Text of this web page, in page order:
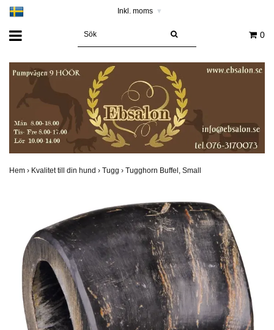
Inkl. moms ▾
0
Hem › Kvalitet till din hund › Tugg › Tugghorn Buffel, Small